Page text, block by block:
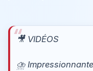
🎥 VIDÉOS
⛈️